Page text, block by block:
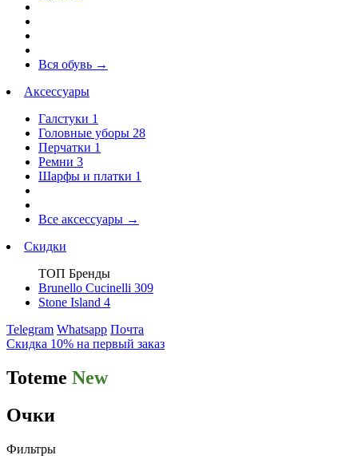
Вся обувь →
Аксессуары
Галстуки 1
Головные уборы 28
Перчатки 1
Ремни 3
Шарфы и платки 1
Все аксессуары →
Скидки
ТОП Бренды
Brunello Cucinelli 309
Stone Island 4
Telegram Whatsapp Почта
Скидка 10% на первый заказ
Toteme New
Очки
Фильтры